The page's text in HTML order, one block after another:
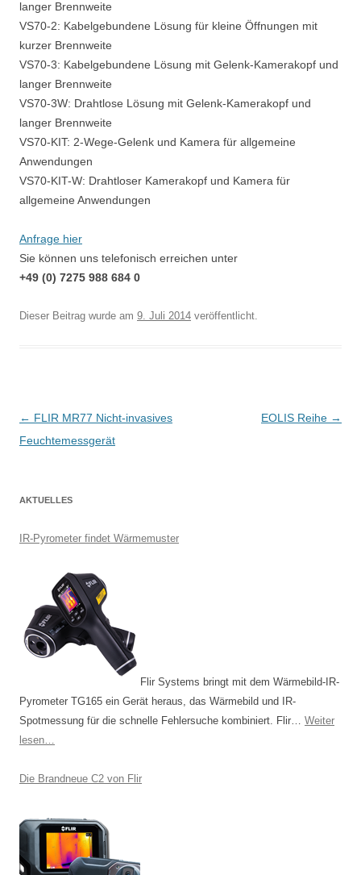
langer Brennweite
VS70-2: Kabelgebundene Lösung für kleine Öffnungen mit
kurzer Brennweite
VS70-3: Kabelgebundene Lösung mit Gelenk-Kamerakopf und
langer Brennweite
VS70-3W: Drahtlose Lösung mit Gelenk-Kamerakopf und
langer Brennweite
VS70-KIT: 2-Wege-Gelenk und Kamera für allgemeine
Anwendungen
VS70-KIT-W: Drahtloser Kamerakopf und Kamera für
allgemeine Anwendungen
Anfrage hier
Sie können uns telefonisch erreichen unter
+49 (0) 7275 988 684 0
Dieser Beitrag wurde am 9. Juli 2014 veröffentlicht.
B
e
a
a
a
i
n
← FLIR MR77 Nicht-invasives
Feuchtemessgerät
EOLIS Reihe →
AKTUELLES
IR-Pyrometer findet Wärmemuster
Flir Systems bringt mit dem Wärmebild-IR-
Pyrometer TG165 ein Gerät heraus, das Wärmebild und IR-
Spotmessung für die schnelle Fehlersuche kombiniert. Flir… Weiter
lesen…
Die Brandneue C2 von Flir